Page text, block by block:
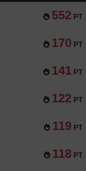
552 PT
170 PT
141 PT
122 PT
119 PT
118 PT